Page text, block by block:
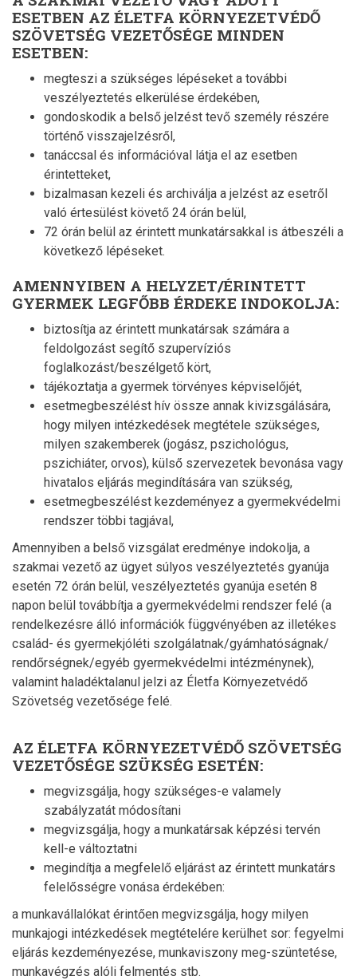
ESETBEN AZ ÉLETFA KÖRNYEZETVÉDŐ
SZÖVETSÉG VEZETŐSÉGE MINDEN
ESETBEN:
megteszi a szükséges lépéseket a további
veszélyeztetés elkerülése érdekében,
gondoskodik a belső jelzést tevő személy részére
történő visszajelzésről,
tanáccsal és információval látja el az esetben
érintetteket,
bizalmasan kezeli és archiválja a jelzést az esetről
való értesülést követő 24 órán belül,
72 órán belül az érintett munkatársakkal is átbeszéli a
következő lépéseket.
AMENNYIBEN A HELYZET/ÉRINTETT
GYERMEK LEGFŐBB ÉRDEKE INDOKOLJA:
biztosítja az érintett munkatársak számára a
feldolgozást segítő szupervíziós
foglalkozást/beszélgető kört,
tájékoztatja a gyermek törvényes képviselőjét,
esetmegbeszélést hív össze annak kivizsgálására,
hogy milyen intézkedések megtétele szükséges,
milyen szakemberek (jogász, pszichológus,
pszichiáter, orvos), külső szervezetek bevonása vagy
hivatalos eljárás megindítására van szükség,
esetmegbeszélést kezdeményez a gyermekvédelmi
rendszer többi tagjával,
Amennyiben a belső vizsgálat eredménye indokolja, a
szakmai vezető az ügyet súlyos veszélyeztetés gyanúja
esetén 72 órán belül, veszélyeztetés gyanúja esetén 8
napon belül továbbítja a gyermekvédelmi rendszer felé (a
rendelkezésre álló információk függvényében az illetékes
család- és gyermekjóléti szolgálatnak/gyámhatóságnak/
rendőrségnek/egyéb gyermekvédelmi intézménynek),
valamint haladéktalanul jelzi az Életfa Környezetvédő
Szövetség vezetősége felé.
AZ ÉLETFA KÖRNYEZETVÉDŐ SZÖVETSÉG
VEZETŐSÉGE SZÜKSÉG ESETÉN:
megvizsgálja, hogy szükséges-e valamely
szabályzatát módosítani
megvizsgálja, hogy a munkatársak képzési tervén
kell-e változtatni
megindítja a megfelelő eljárást az érintett munkatárs
felelősségre vonása érdekében:
a munkavállalókat érintően megvizsgálja, hogy milyen
munkajogi intézkedések megtételére kerülhet sor: fegyelmi
eljárás kezdeményezése, munkaviszony meg-szüntetése,
munkavégzés alóli felmentés stb.